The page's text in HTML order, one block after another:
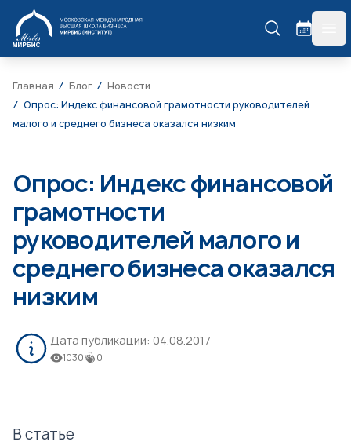
МИРБИС
Главная Блог
Новости
Опрос: Индекс финансовой грамотности руководителей
малого и среднего бизнеса оказался низким
Опрос: Индекс финансовой
грамотности
руководителей малого и
среднего бизнеса оказался
низким
Дата публикации: 04.08.2017
1030 0
В статье